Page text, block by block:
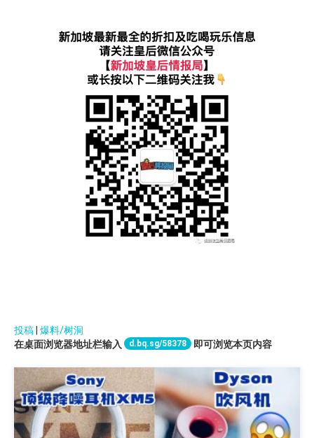
投稿 爆料/树洞
在桌面浏览器地址栏输入
d.bq.sg/58378 即可浏览本页内容